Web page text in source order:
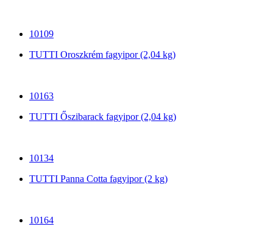
10109
TUTTI Oroszkrém fagyipor (2,04 kg)
10163
TUTTI Őszibarack fagyipor (2,04 kg)
10134
TUTTI Panna Cotta fagyipor (2 kg)
10164